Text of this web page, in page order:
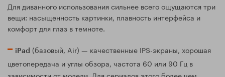
Для диванного использования сильнее всего ощущаются три
вещи: насыщенность картинки, плавность интерфейса и
комфорт для глаз в темноте.
iPad (базовый, Air) — качественные IPS-экраны, хорошая
цветопередача и углы обзора, частота 60 или 90 Гц в